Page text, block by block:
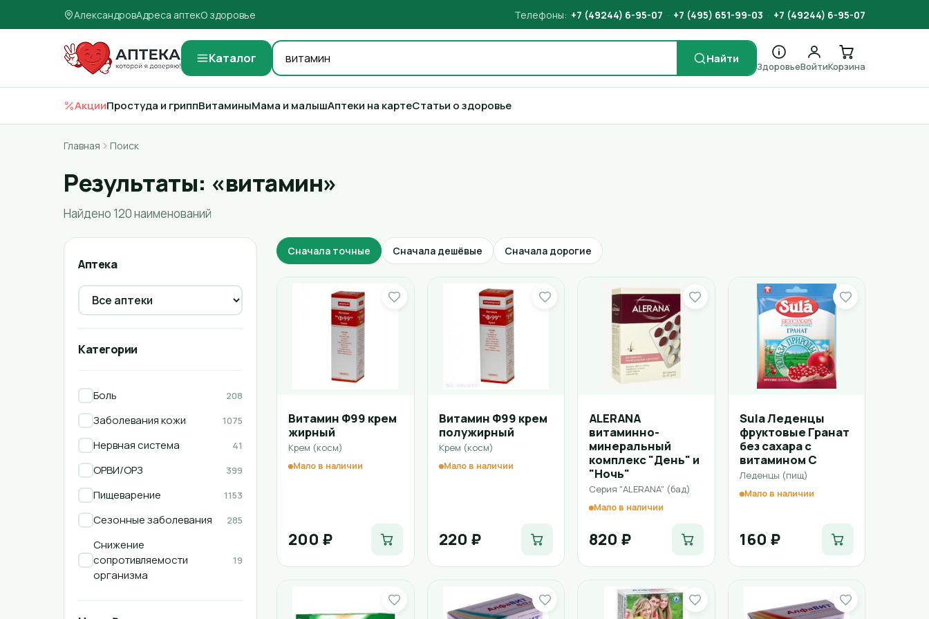
АлександровАдреса аптекО здоровье Телефоны: +7 (49244) 6-95-07 · +7 (495) 651-99-03 · +7 (49244) 6-95-07
Каталог Найти
ЗдоровьеВойтиКорзина
АкцииПростуда и гриппВитаминыМама и малышАптеки на картеСтатьи о здоровье
Главная Поиск
Результаты: «витамин»
Найдено 120 наименований
Аптека
Категории
Боль 208
Заболевания кожи 1075
Нервная система 41
ОРВИ/ОРЗ 399
Пищеварение 1153
Сезонные заболевания 285
Снижение
сопротивляемости
организма
19
Сначала точные Сначала дешёвые Сначала дорогие
Витамин Ф99 крем
жирный
Крем (косм)
Мало в наличии
200 ₽
Витамин Ф99 крем
полужирный
Крем (косм)
Мало в наличии
220 ₽
ALERANA
витаминно-
минеральный
комплекс "День" и
"Ночь"
Серия "ALERANA" (бад)
Мало в наличии
820 ₽
Sula Леденцы
фруктовые Гранат
без сахара с
витамином С
Леденцы (пищ)
Мало в наличии
160 ₽